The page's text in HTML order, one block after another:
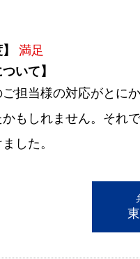
満足
いて】
担当様の対応がとに
かもしれません。それ
した。